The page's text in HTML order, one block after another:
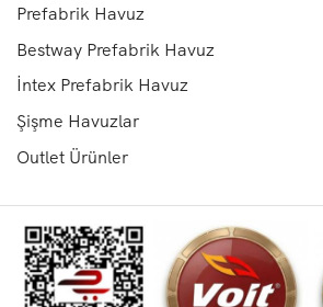
Prefabrik Havuz
Bestway Prefabrik Havuz
İntex Prefabrik Havuz
Şişme Havuzlar
Outlet Ürünler